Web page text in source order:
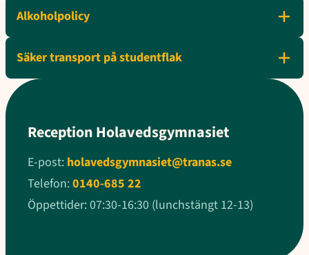
Alkoholpolicy
Säker transport på studentflak
Reception Holavedsgymnasiet
E-post: holavedsgymnasiet@tranas.se
Telefon:0140-685 22
Öppettider: 07:30-16:30 (lunchstängt 12-13)